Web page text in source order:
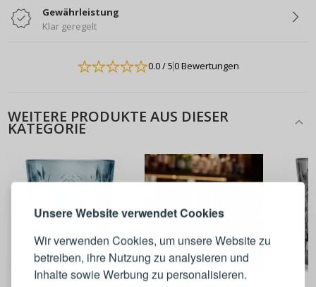
Unsere Website verwendet Cookies
Wir verwenden Cookies, um unsere Website zu
betreiben, ihre Nutzung zu analysieren und
Inhalte sowie Werbung zu personalisieren.
Gewährleistung
Klar geregelt
0.0/ 50 Bewertungen
WEITERE PRODUKTE AUS DIESER
KATEGORIE
11,90 € 14,90 €
ANMELDEN REGISTRIEREN
Melden Sie sich bei Ihrem
E-Mail-Adresse